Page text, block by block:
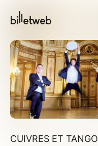
CUIVRES ET TANGO